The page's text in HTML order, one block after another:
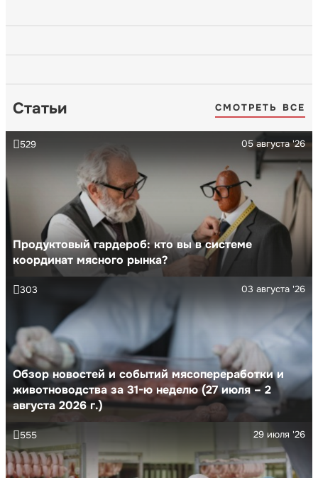
Статьи СМОТРЕТЬ ВСЕ
Продуктовый гардероб: кто вы в системе
координат мясного рынка?
05 августа '26
529
Обзор новостей и событий мясопереработки и
животноводства за 31-ю неделю (27 июля – 2
августа 2026 г.)
03 августа '26
303
29 июля '26
555